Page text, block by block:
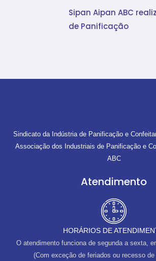
Sipan Aipan ABC
de Panificação
Sindicato da Indústria de Panificação e
Associação dos Industriais de Panificação e
ABC
Atendimento
HORÁRIOS DE
O atendimento funciona de segunda a sexta,
(Com exceção de feriados ou recesso de